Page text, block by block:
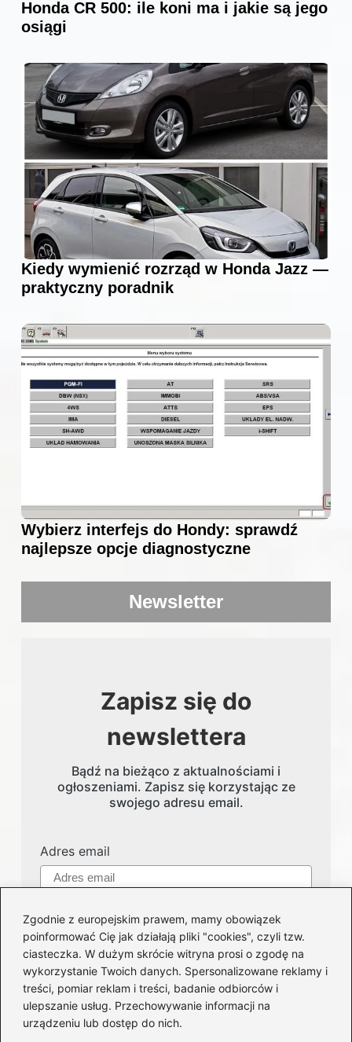
Zgodnie z europejskim prawem, mamy obowiązek
poinformować Cię jak działają pliki "cookies", czyli tzw.
ciasteczka. W dużym skrócie witryna prosi o zgodę na
wykorzystanie Twoich danych. Spersonalizowane reklamy i
treści, pomiar reklam i treści, badanie odbiorców i
ulepszanie usług. Przechowywanie informacji na
urządzeniu lub dostęp do nich.
Honda CR 500: ile koni ma i jakie są jego
osiągi
Kiedy wymienić rozrząd w Honda Jazz —
praktyczny poradnik
Wybierz interfejs do Hondy: sprawdź
najlepsze opcje diagnostyczne
Newsletter
Zapisz się do
newslettera
Bądź na bieżąco z aktualnościami i
ogłoszeniami. Zapisz się korzystając ze
swojego adresu email.
Adres email
Kategorie